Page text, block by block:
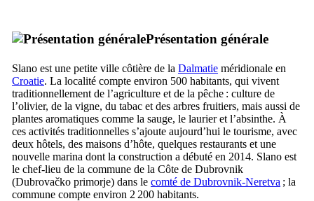
Présentation générale
Slano est une petite ville côtière de la Dalmatie méridionale en
Croatie. La localité compte environ 500 habitants, qui vivent
traditionnellement de l’agriculture et de la pêche : culture de
l’olivier, de la vigne, du tabac et des arbres fruitiers, mais aussi de
plantes aromatiques comme la sauge, le laurier et l’absinthe. À
ces activités traditionnelles s’ajoute aujourd’hui le tourisme, avec
deux hôtels, des maisons d’hôte, quelques restaurants et une
nouvelle marina dont la construction a débuté en 2014. Slano est
le chef-lieu de la commune de la Côte de Dubrovnik
(Dubrovačko primorje) dans le comté de Dubrovnik-Neretva ; la
commune compte environ 2 200 habitants.